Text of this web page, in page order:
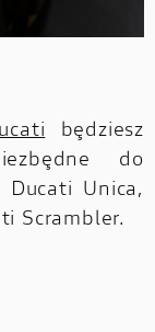
będziesz
do
Ducati Unica,
Scrambler.